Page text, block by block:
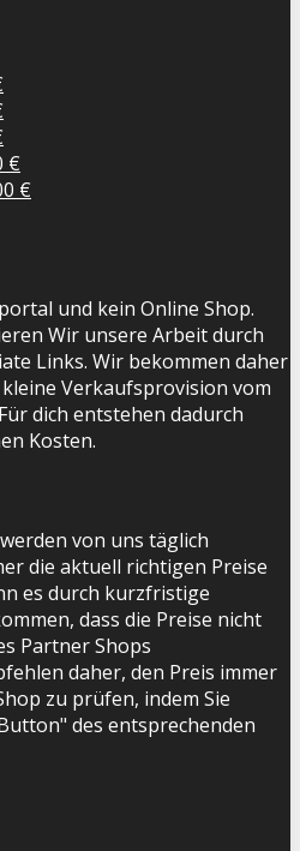
€
€
und kein Online Shop.
Wir unsere Arbeit durch
Links. Wir bekommen daher
Verkaufsprovision vom
dich entstehen dadurch
Kosten.
von uns täglich
die aktuell richtigen Preise
es durch kurzfristige
dass die Preise nicht
Partner Shops
daher, den Preis immer
zu prüfen, indem Sie
des entsprechenden